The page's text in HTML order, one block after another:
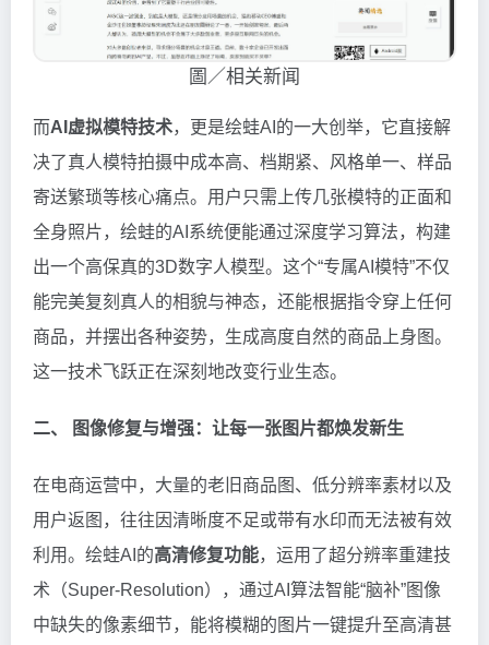
圖／相关新闻
而AI虚拟模特技术，更是绘蛙AI的一大创举，它直接解
决了真人模特拍摄中成本高、档期紧、风格单一、样品
寄送繁琐等核心痛点。用户只需上传几张模特的正面和
全身照片，绘蛙的AI系统便能通过深度学习算法，构建
出一个高保真的3D数字人模型。这个“专属AI模特”不仅
能完美复刻真人的相貌与神态，还能根据指令穿上任何
商品，并摆出各种姿势，生成高度自然的商品上身图。
这一技术飞跃正在深刻地改变行业生态。
二、 图像修复与增强：让每一张图片都焕发新生
在电商运营中，大量的老旧商品图、低分辨率素材以及
用户返图，往往因清晰度不足或带有水印而无法被有效
利用。绘蛙AI的高清修复功能，运用了超分辨率重建技
术（Super-Resolution），通过AI算法智能“脑补”图像
中缺失的像素细节，能将模糊的图片一键提升至高清甚